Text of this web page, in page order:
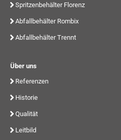
Spritzenbehälter Florenz
Abfallbehälter Rombix
Abfallbehälter Trennt
Über uns
Referenzen
Historie
Qualität
Leitbild